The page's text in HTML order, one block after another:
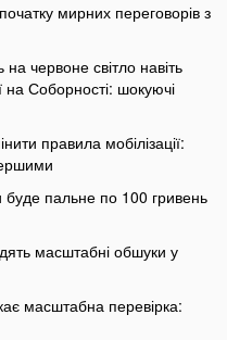
мирних переговорів з
червоне світло навіть
на Соборності: шокуючі
правила мобілізації:
буде пальне по 100 гривень
масштабні обшуки у
масштабна перевірка: